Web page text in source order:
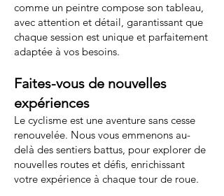
comme un peintre compose son tableau,
avec attention et détail, garantissant que
chaque session est unique et parfaitement
adaptée à vos besoins.
Faites-vous de nouvelles
expériences
Le cyclisme est une aventure sans cesse
renouvelée. Nous vous emmenons au-
delà des sentiers battus, pour explorer de
nouvelles routes et défis, enrichissant
votre expérience à chaque tour de roue.